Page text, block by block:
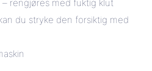
rengjøres med fuktig klut
du stryke den forsiktig med